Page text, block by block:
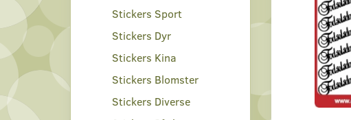
Stickers Sport
Stickers Dyr
Stickers Kina
Stickers Blomster
Stickers Diverse